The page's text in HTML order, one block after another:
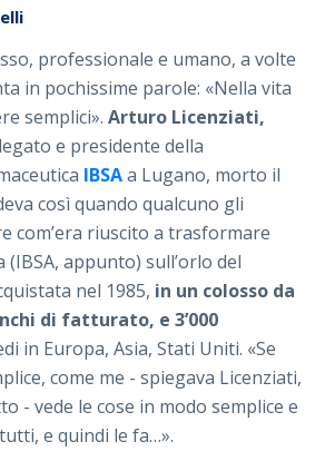
professionale e umano, a volte
in pochissime parole: «Nella vita
semplici». Arturo Licenziati,
e presidente della
IBSAa Lugano, morto il
così quando qualcuno gli
com’era riuscito a trasformare
(IBSA, appunto) sull’orlo del
nel 1985, in un colosso da
di fatturato, e 3’000
in Europa, Asia, Stati Uniti. «Se
come me - spiegava Licenziati,
- vede le cose in modo semplice e
e quindi le fa…».